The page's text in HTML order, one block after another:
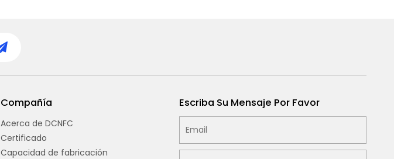
Compañía
Acerca de DCNFC
Certificado
Capacidad de fabricación
Escriba Su Mensaje Por Favor